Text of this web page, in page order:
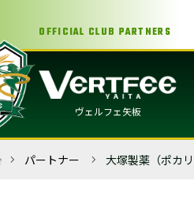
OFFICIAL CLUB PARTNERS
ヴェルフェ矢板
ホームパートナー 大塚製薬（ポカリ